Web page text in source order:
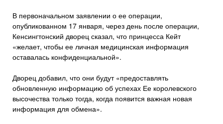
В первоначальном заявлении о ее операции,
опубликованном 17 января, через день после операции,
Кенсингтонский дворец сказал, что принцесса Кейт
«желает, чтобы ее личная медицинская информация
оставалась конфиденциальной».
Дворец добавил, что они будут «предоставлять
обновленную информацию об успехах Ее королевского
высочества только тогда, когда появится важная новая
информация для обмена».